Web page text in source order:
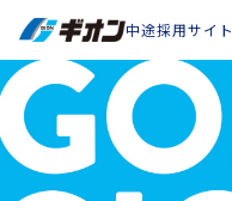
中途採用サイト